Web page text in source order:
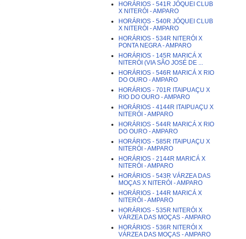
HORÁRIOS - 541R JÓQUEI CLUB
X NITERÓI - AMPARO
HORÁRIOS - 540R JÓQUEI CLUB
X NITERÓI - AMPARO
HORÁRIOS - 534R NITERÓI X
PONTA NEGRA - AMPARO
HORÁRIOS - 145R MARICÁ X
NITERÓI (VIA SÃO JOSÉ DE ...
HORÁRIOS - 546R MARICÁ X RIO
DO OURO - AMPARO
HORÁRIOS - 701R ITAIPUAÇU X
RIO DO OURO - AMPARO
HORÁRIOS - 4144R ITAIPUAÇU X
NITERÓI - AMPARO
HORÁRIOS - 544R MARICÁ X RIO
DO OURO - AMPARO
HORÁRIOS - 585R ITAIPUAÇU X
NITERÓI - AMPARO
HORÁRIOS - 2144R MARICÁ X
NITERÓI - AMPARO
HORÁRIOS - 543R VÁRZEA DAS
MOÇAS X NITERÓI - AMPARO
HORÁRIOS - 144R MARICÁ X
NITERÓI - AMPARO
HORÁRIOS - 535R NITERÓI X
VÁRZEA DAS MOÇAS - AMPARO
HORÁRIOS - 536R NITERÓI X
VÁRZEA DAS MOÇAS - AMPARO